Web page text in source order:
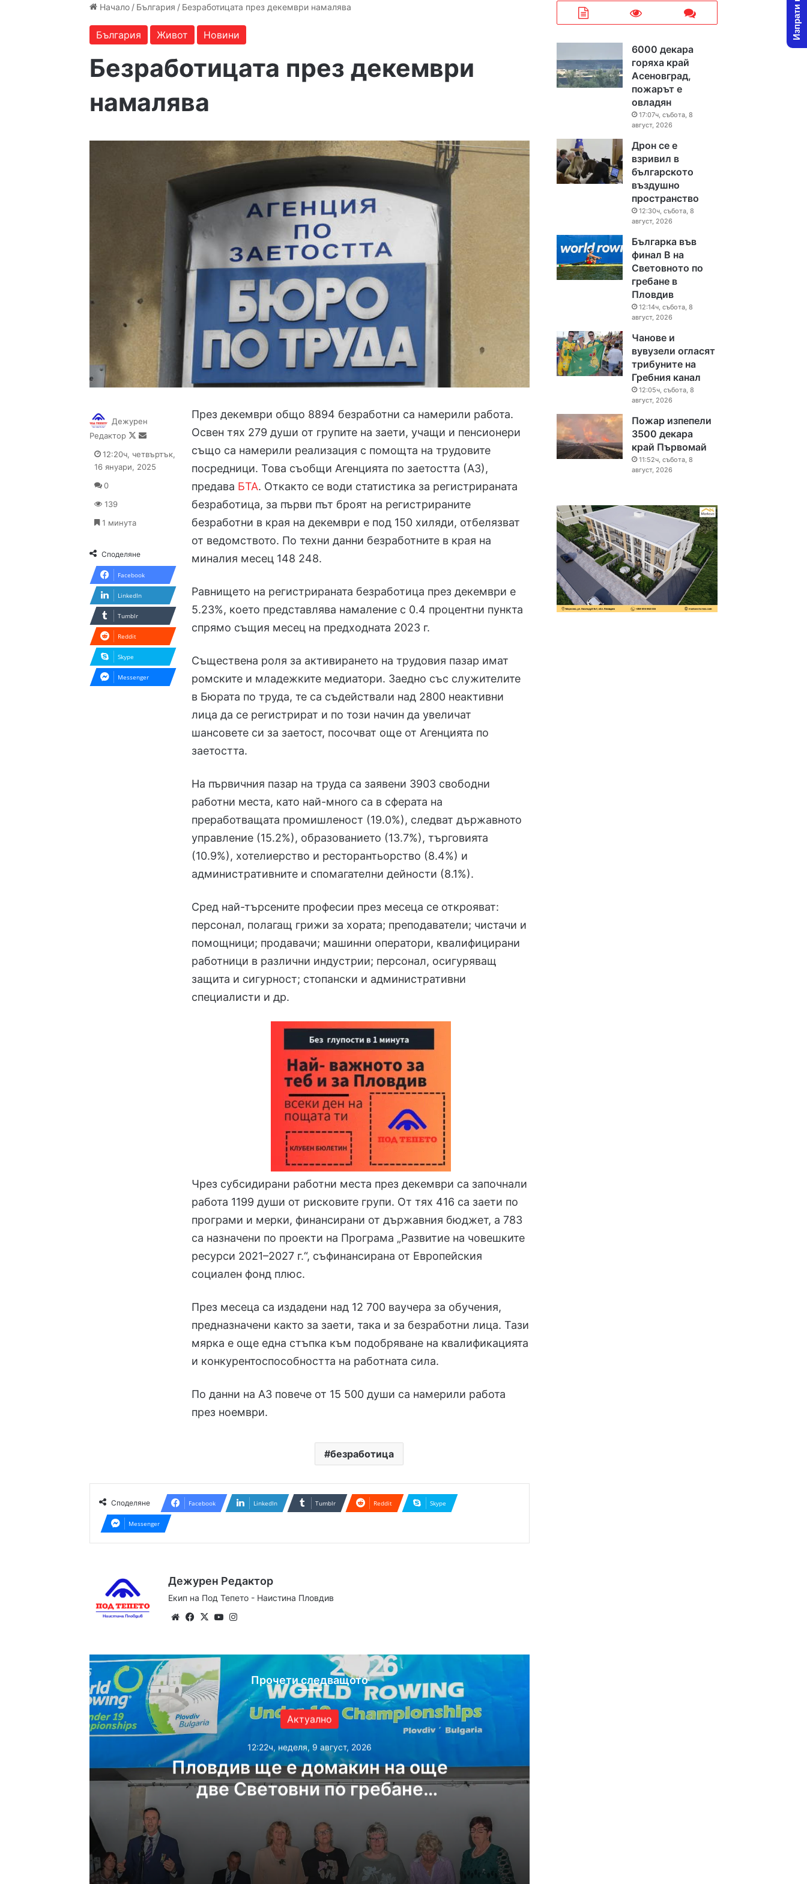
Начало / България / Безработицата през декември намалява
България Живот Новини
Безработицата през декември
намалява
През декември общо 8894 безработни са намерили работа.
Освен тях 279 души от групите на заети, учащи и пенсионери
също са намерили реализация с помощта на трудовите
посредници. Това съобщи Агенцията по заетостта (АЗ),
предава БТА. Откакто се води статистика за регистрираната
безработица, за първи път броят на регистрираните
безработни в края на декември е под 150 хиляди, отбелязват
от ведомството. По техни данни безработните в края на
миналия месец 148 248.
Равнището на регистрираната безработица през декември е
5.23%, което представлява намаление с 0.4 процентни пункта
спрямо същия месец на предходната 2023 г.
Съществена роля за активирането на трудовия пазар имат
ромските и младежките медиатори. Заедно със служителите
в Бюрата по труда, те са съдействали над 2800 неактивни
лица да се регистрират и по този начин да увеличат
шансовете си за заетост, посочват още от Агенцията по
заетостта.
На първичния пазар на труда са заявени 3903 свободни
работни места, като най-много са в сферата на
преработващата промишленост (19.0%), следват държавното
управление (15.2%), образованието (13.7%), търговията
(10.9%), хотелиерство и ресторантьорство (8.4%) и
административните и спомагателни дейности (8.1%).
Сред най-търсените професии през месеца се открояват:
персонал, полагащ грижи за хората; преподаватели; чистачи и
помощници; продавачи; машинни оператори, квалифицирани
работници в различни индустрии; персонал, осигуряващ
защита и сигурност; стопански и административни
специалисти и др.
Чрез субсидирани работни места през декември са започнали
работа 1199 души от рисковите групи. От тях 416 са заети по
програми и мерки, финансирани от държавния бюджет, а 783
са назначени по проекти на Програма „Развитие на човешките
ресурси 2021–2027 г.“, съфинансирана от Европейския
социален фонд плюс.
През месеца са издадени над 12 700 ваучера за обучения,
предназначени както за заети, така и за безработни лица. Тази
мярка е още една стъпка към подобряване на квалификацията
и конкурентоспособността на работната сила.
По данни на АЗ повече от 15 500 души са намерили работа
през ноември.
безработица
Дежурен
Редактор
Follow
X
Send
email
12:20ч, четвъртък,
16 януари, 2025
0
139
1 минута
Споделяне
Facebook
LinkedIn
Tumblr
Reddit
Skype
Messenger
Споделяне Facebook LinkedIn Tumblr Reddit Skype
Messenger
Дежурен Редактор
Екип на Под Тепето - Наистина Пловдив
WebsiteFacebook
X YouTube
Прочети следващото
Актуално
12:22ч, неделя, 9 август, 2026
Пловдив ще е домакин на още
две Световни по гребане
12:22ч, неделя, 9 август, 2026
6000 декара
горяха край
Асеновград,
пожарът е
овладян
17:07ч, събота, 8
август, 2026
Дрон се е
взривил в
българското
въздушно
пространство
12:30ч, събота, 8
август, 2026
Българка във
финал B на
Световното по
гребане в
Пловдив
12:14ч, събота, 8
август, 2026
Чанове и
вувузели огласят
трибуните на
Гребния канал
12:05ч, събота, 8
август, 2026
Пожар изпепели
3500 декара
край Първомай
11:52ч, събота, 8
август, 2026